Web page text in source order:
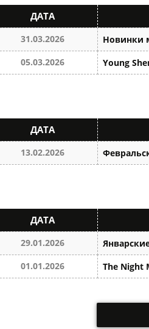
ДАТА
31.03.2026 Новинки
05.03.2026 Young
ДАТА
13.02.2026
ДАТА
29.01.2026
01.01.2026 The Night